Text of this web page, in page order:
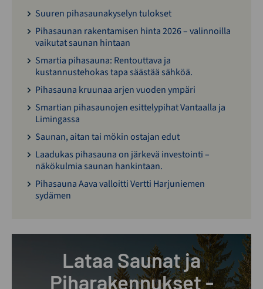
Suuren pihasaunakyselyn tulokset
Pihasaunan rakentamisen hinta 2026 – valinnoilla
vaikutat saunan hintaan
Smartia pihasauna: Rentouttava ja
kustannustehokas tapa säästää sähköä.
Pihasauna kruunaa arjen vuoden ympäri
Smartian pihasaunojen esittelypihat Vantaalla ja
Limingassa
Saunan, aitan tai mökin ostajan edut
Laadukas pihasauna on järkevä investointi –
näkökulmia saunan hankintaan.
Pihasauna Aava valloitti Vertti Harjuniemen
sydämen
Lataa Saunat ja
Piharakennukset -